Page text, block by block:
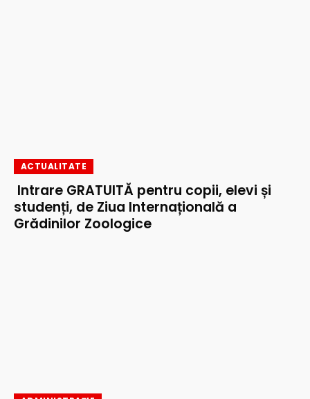
ACTUALITATE
Intrare GRATUITĂ pentru copii, elevi și
studenți, de Ziua Internațională a
Grădinilor Zoologice